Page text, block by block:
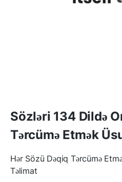
Sözləri 134 Dildə
Tərcümə Etmək
Hər Sözü Dəqiq Tərcümə
Təlimat